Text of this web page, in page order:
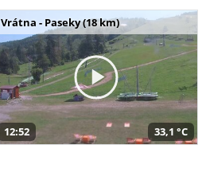
Vrátna - Paseky (18 km)
12:52 33,1 °C